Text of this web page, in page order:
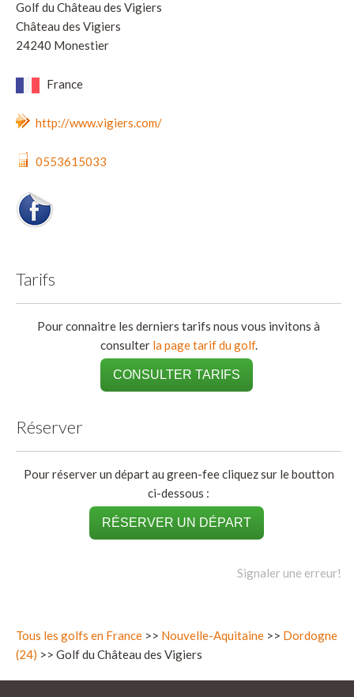
Golf du Château des Vigiers
Château des Vigiers
24240 Monestier
France
http://www.vigiers.com/
0553615033
Tarifs
Pour connaitre les derniers tarifs nous vous invitons à
consulter la page tarif du golf.
CONSULTER TARIFS
Réserver
Pour réserver un départ au green-fee cliquez sur le boutton
ci-dessous :
RÉSERVER UN DÉPART
Signaler une erreur!
Tous les golfs en France >> Nouvelle-Aquitaine >> Dordogne
(24) >> Golf du Château des Vigiers